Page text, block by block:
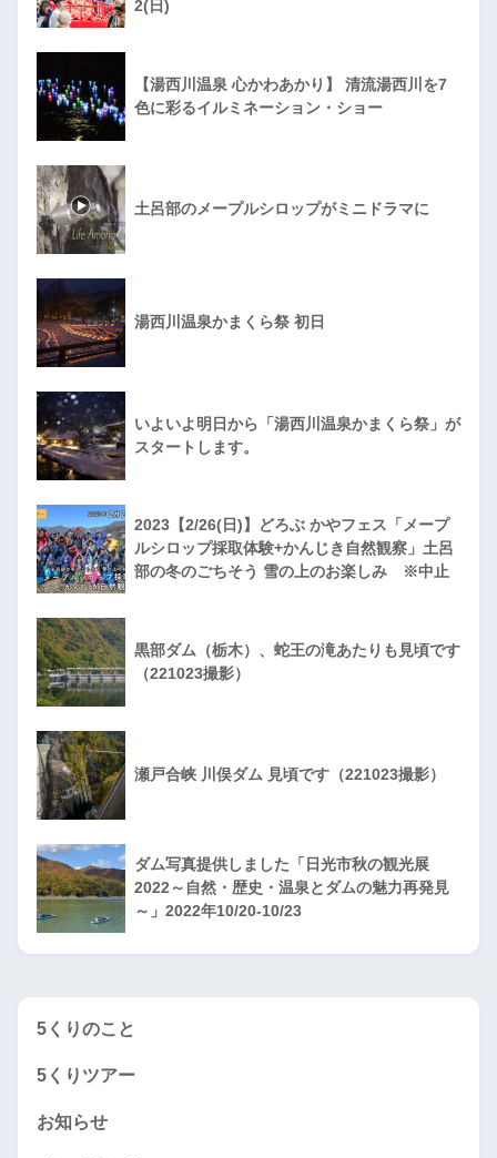
2(日)
【湯西川温泉 心かわあかり】 清流湯西川を7
色に彩るイルミネーション・ショー
土呂部のメープルシロップがミニドラマに
湯西川温泉かまくら祭 初日
いよいよ明日から「湯西川温泉かまくら祭」が
スタートします。
2023【2/26(日)】どろぶ かやフェス「メープ
ルシロップ採取体験+かんじき自然観察」土呂
部の冬のごちそう 雪の上のお楽しみ ※中止
黒部ダム（栃木）、蛇王の滝あたりも見頃です
（221023撮影）
瀬戸合峡 川俣ダム 見頃です（221023撮影）
ダム写真提供しました「日光市秋の観光展
2022～自然・歴史・温泉とダムの魅力再発見
～」2022年10/20-10/23
5くりのこと
5くりツアー
お知らせ